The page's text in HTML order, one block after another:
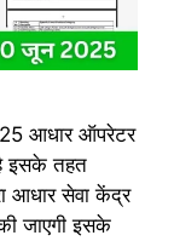
आधार ऑपरेटर
इसके तहत
आधार सेवा केंद्र
जाएगी इसके